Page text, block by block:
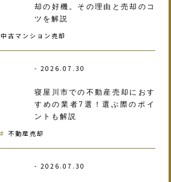
却の好機。その理由と売却のコ
ツを解説
中古マンション売却
2026.07.30
寝屋川市での不動産売却におす
すめの業者7選！選ぶ際のポイ
ントも解説
不動産売却
2026.07.30